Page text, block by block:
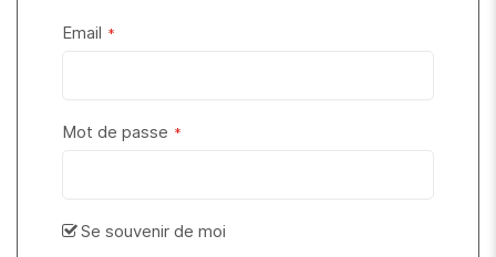
Email
Mot de passe
Se souvenir de moi